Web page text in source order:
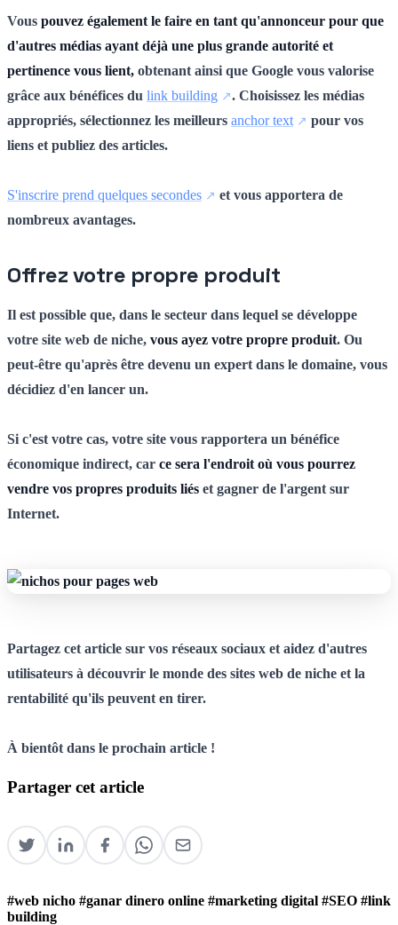
Vous pouvez également le faire en tant qu'annonceur pour que
d'autres médias ayant déjà une plus grande autorité et
pertinence vous lient, obtenant ainsi que Google vous valorise
grâce aux bénéfices du link building
. Choisissez les médias
appropriés, sélectionnez les meilleurs anchor text
pour vos
liens et publiez des articles.
S'inscrire prend quelques secondes
et vous apportera de
nombreux avantages.
Offrez votre propre produit
Il est possible que, dans le secteur dans lequel se développe
votre site web de niche, vous ayez votre propre produit. Ou
peut-être qu'après être devenu un expert dans le domaine, vous
décidiez d'en lancer un.
Si c'est votre cas, votre site vous rapportera un bénéfice
économique indirect, car ce sera l'endroit où vous pourrez
vendre vos propres produits liés et gagner de l'argent sur
Internet.
Partagez cet article sur vos réseaux sociaux et aidez d'autres
utilisateurs à découvrir le monde des sites web de niche et la
rentabilité qu'ils peuvent en tirer.
À bientôt dans le prochain article !
Partager cet article
#web nicho #ganar dinero online #marketing digital #SEO #link
building